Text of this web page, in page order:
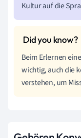
Kultur auf die
Beim Erlernen
wichtig, auch die
verstehen, um